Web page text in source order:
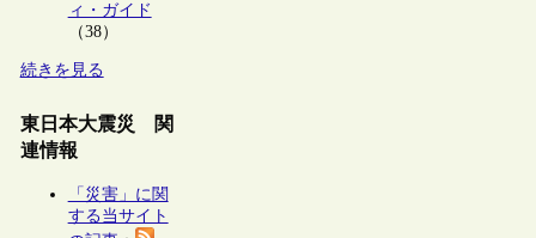
ィ・ガイド
（38）
続きを見る
東日本大震災 関
連情報
「災害」に関
する当サイト